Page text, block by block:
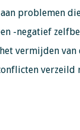
problemen
-negatief
vermijden van
verzeild